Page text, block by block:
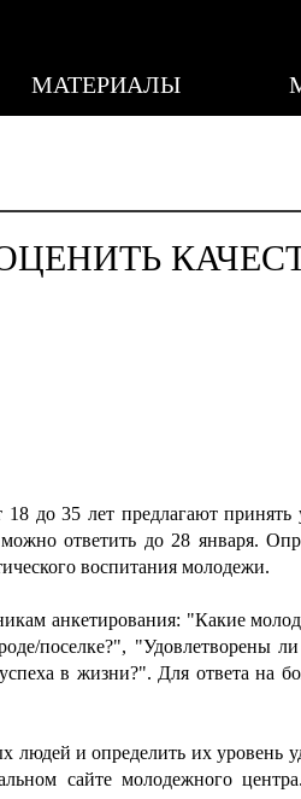
МАТЕРИАЛЫ
до 35 лет предлагают
можно ответить до 28 января.
воспитания молодежи.
анкетирования: "Какие
поселке?", "Удовлетворены
в жизни?". Для ответа на
и определить их уровень
сайте молодежного